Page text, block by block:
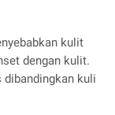
kulit
dengan kulit.
dibandingkan kuli